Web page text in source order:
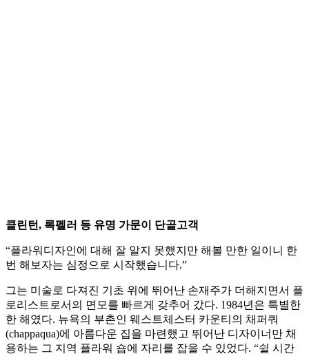
클린턴, 록펠러 등 유명 가문이 단골고객
“플라워디자인에 대해 잘 알지 못했지만 해볼 만한 일이니 한
번 해보자는 심정으로 시작했습니다.”
그는 미술로 다져진 기초 위에 뛰어난 손재주가 더해지면서 플
로리스트로서의 면모를 빠르게 갖추어 갔다. 1984년은 특별한
한 해였다. 뉴욕의 부촌인 웨스트체스터 카운티의 채퍼쿼
(chappaqua)에 아름다운 집을 마련했고 뛰어난 디자이너만 채
용하는 그 지역 플라워 숍에 자리를 잡을 수 있었다. “쉴 시간